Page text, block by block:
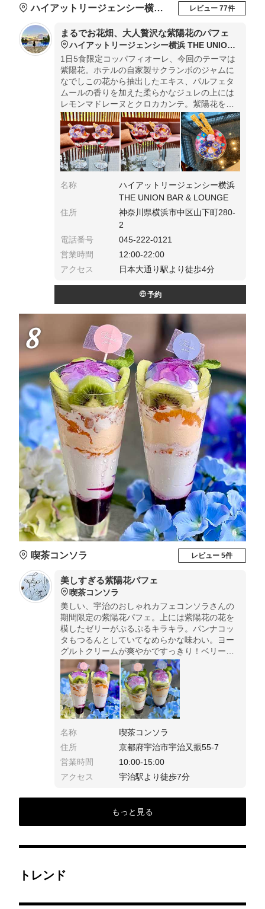
ハイアットリージェンシー横浜 THE UNION BAR & LOUNGE レビュー 77件
まるでお花畑、大人贅沢な紫陽花のパフェ
ハイアットリージェンシー横浜 THE UNION BAR & LOUNGE
1日5食限定コッパフィオーレ、今回のテーマは
紫陽花。ホテルの自家製サクランボのジャムに
なでしこの花から抽出したエキス、パルフェタ
ムールの香りを加えた柔らかなジュレの上には
レモンマドレーヌとクロカカンテ。紫陽花を模
した飴細工リングの中にはスミレなど紫色のエ
ディフルフラワーが敷き詰められています。大
人贅沢なパフェ。
名称
ハイアットリージェンシー横浜
THE UNION BAR & LOUNGE
住所
神奈川県横浜市中区山下町280-
2
電話番号
045-222-0121
営業時間
12:00-22:00
アクセス
日本大通り駅より徒歩4分
予約
8
喫茶コンソラ レビュー 5件
美しすぎる紫陽花パフェ
喫茶コンソラ
美しい、宇治のおしゃれカフェコンソラさんの
期間限定の紫陽花パフェ。上には紫陽花の花を
模したゼリーがぷるぷるキラキラ。パンナコッ
タもつるんとしていてなめらかな味わい。ヨー
グルトクリームが爽やかですっきり！ベリーソ
ースも甘酸っぱくヨーグルトクリームとも相性
抜群！
名称
喫茶コンソラ
住所
京都府宇治市宇治又振55-7
営業時間
10:00-15:00
アクセス
宇治駅より徒歩7分
もっと見る
トレンド